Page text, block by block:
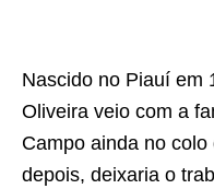
Nascido no Piauí em
Oliveira veio com a
Campo ainda no
depois, deixaria o